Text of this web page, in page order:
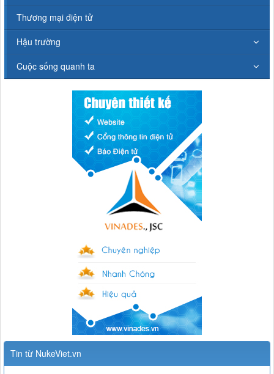
Thương mại điện tử
Hậu trường
Cuộc sống quanh ta
Tin từ NukeViet.vn